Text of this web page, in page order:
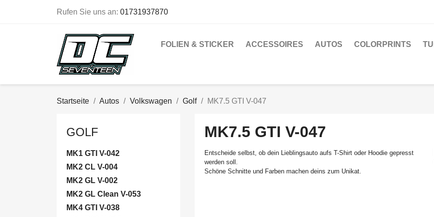
Rufen Sie uns an: 01731937870
FOLIEN & STICKER ACCESSOIRES AUTOS COLORPRINTS
Startseite Autos Volkswagen Golf MK7.5 GTI V-047
GOLF
MK1 GTI V-042
MK2 CL V-004
MK2 GL V-002
MK2 GL Clean V-053
MK4 GTI V-038
MK7.5 GTI V-047
Entscheide selbst, ob dein Lieblingsauto aufs T-Shirt oder Hoodie gepresst
werden soll.
Schöne Schnitte und Farben machen deins zum Unikat.